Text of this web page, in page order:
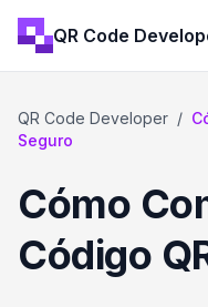
QR Code
QR Code Developer /
Seguro
Cómo
Código